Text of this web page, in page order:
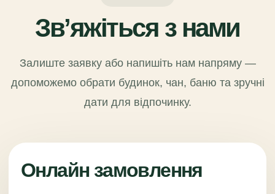
Зв’яжіться з нами
Залиште заявку або напишіть нам напряму —
допоможемо обрати будинок, чан, баню та зручні
дати для відпочинку.
Онлайн замовлення